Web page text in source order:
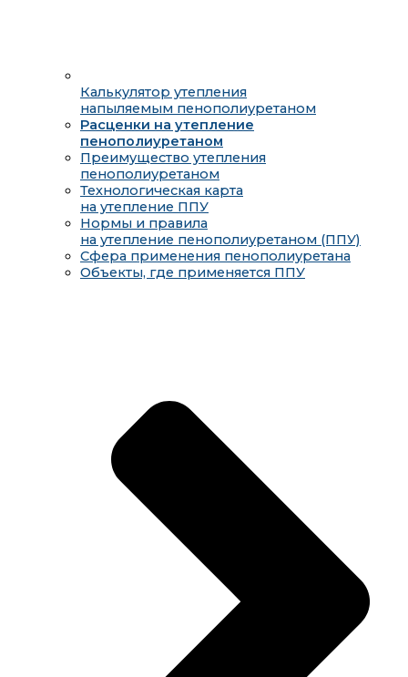
Калькулятор утепления
напыляемым пенополиуретаном
Расценки на утепление
пенополиуретаном
Преимущество утепления
пенополиуретаном
Технологическая карта
на утепление ППУ
Нормы и правила
на утепление пенополиуретаном (ППУ)
Сфера применения пенополиуретана
Объекты, где применяется ППУ